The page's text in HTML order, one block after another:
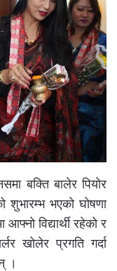
बक्ति बालेर पियोर
शुभारम्भ भएको घोषणा
विद्यार्थी रहेको र
खोलेर प्रगति गर्दा
।